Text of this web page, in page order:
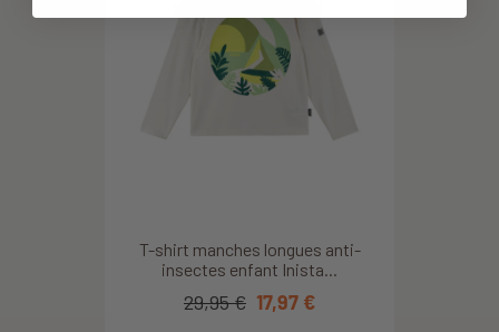
T-shirt manches longues anti-
insectes enfant Inista...
29,95 € 17,97 €